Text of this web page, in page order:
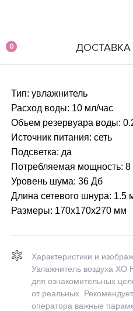
0 ДОСТАВКА
Тип: увлажнитель
Расход воды: 10 мл/час
Объем резервуара воды:
Источник питания: сеть
Подсветка: да
Потребляемая мощность: 8
Уровень шума: 36 Дб
Длина сетевого шнура: 1.5
Размеры: 170х170х270 мм
Характеристики и
Увлажнитель воздуха XO
для ознакомительных
от реальных.
оператора важные